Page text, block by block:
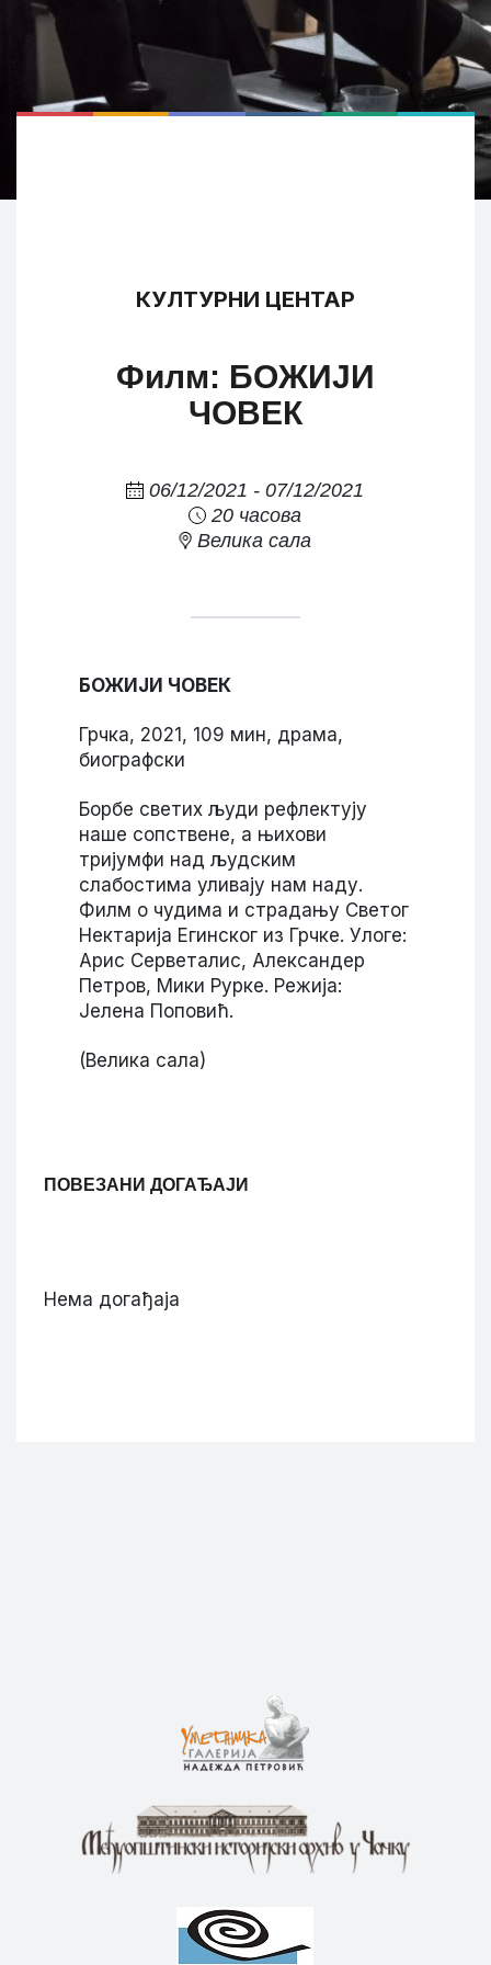
КУЛТУРНИ ЦЕНТАР
Филм: БОЖИЈИ
ЧОВЕК
06/12/2021 - 07/12/2021
20 часова
Велика сала
БОЖИЈИ ЧОВЕК
Грчка, 2021, 109 мин, драма,
биографски
Борбе светих људи рефлектују
наше сопствене, а њихови
тријумфи над људским
слабостима уливају нам наду.
Филм о чудима и страдању Светог
Нектарија Егинског из Грчке. Улоге:
Арис Серветалис, Александер
Петров, Мики Рурке. Режија:
Јелена Поповић.
(Велика сала)
ПОВЕЗАНИ ДОГАЂАЈИ
Нема догађаја